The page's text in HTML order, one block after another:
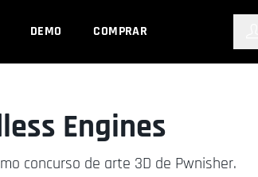
DEMO COMPRAR
Engines
concurso de arte 3D de Pwnisher.